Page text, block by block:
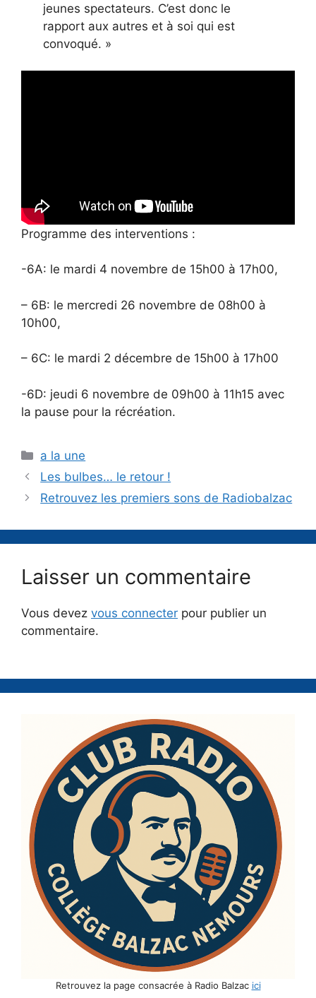
jeunes spectateurs. C’est donc le
rapport aux autres et à soi qui est
convoqué. »
Programme des interventions :
-6A: le mardi 4 novembre de 15h00 à 17h00,
– 6B: le mercredi 26 novembre de 08h00 à
10h00,
– 6C: le mardi 2 décembre de 15h00 à 17h00
-6D: jeudi 6 novembre de 09h00 à 11h15 avec
la pause pour la récréation.
Catégories
a la une
Les bulbes… le retour !
Retrouvez les premiers sons de Radiobalzac
Laisser un commentaire
Vous devez vous connecter pour publier un
commentaire.
Retrouvez la page consacrée à Radio Balzac ici